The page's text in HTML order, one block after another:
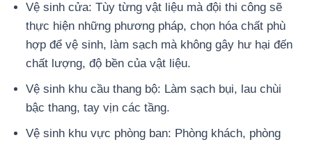
Vệ sinh cửa: Tùy từng vật liệu mà đội thi công sẽ
thực hiện những phương pháp, chọn hóa chất phù
hợp để vệ sinh, làm sạch mà không gây hư hại đến
chất lượng, độ bền của vật liệu.
Vệ sinh khu cầu thang bộ: Làm sạch bụi, lau chùi
bậc thang, tay vịn các tầng.
Vệ sinh khu vực phòng ban: Phòng khách, phòng